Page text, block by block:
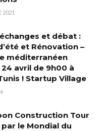
2021
et débat :
et Rénovation –
méditerranéen
avril de 9h00 à
! Startup Village
Construction Tour
le Mondial du